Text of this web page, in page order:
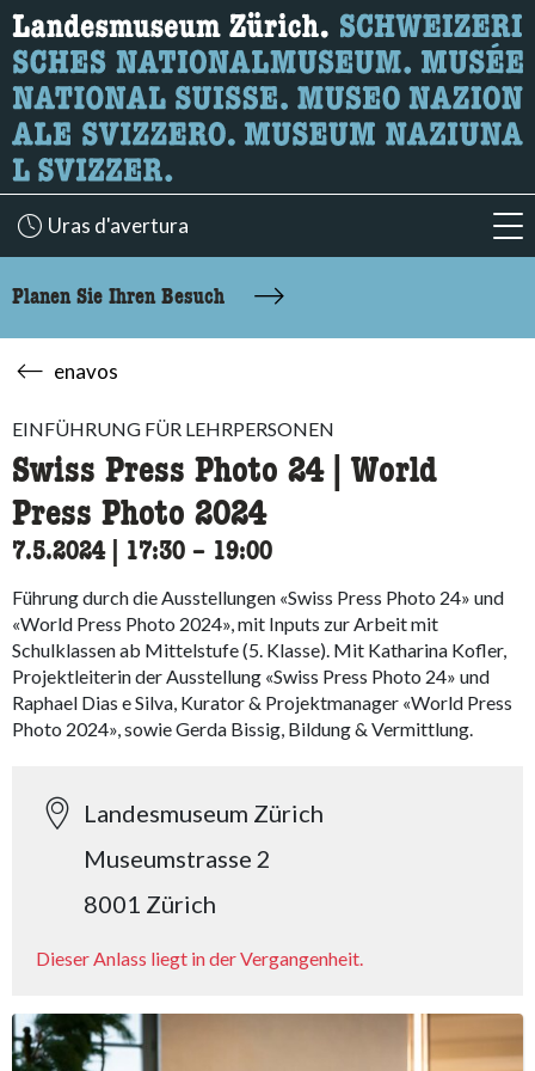
Wonach suchen Sie?
Hier können Sie nach Inhalten der Seite suchen.
Uras d'avertura
Planen Sie Ihren Besuch
enavos
EINFÜHRUNG FÜR LEHRPERSONEN
Swiss Press Photo 24 | World
Press Photo 2024
7.5.2024| 17:30 accessibility.time_to
– 19:00
Führung durch die Ausstellungen «Swiss Press Photo 24» und
«World Press Photo 2024», mit Inputs zur Arbeit mit
Schulklassen ab Mittelstufe (5. Klasse). Mit Katharina Kofler,
Projektleiterin der Ausstellung «Swiss Press Photo 24» und
Raphael Dias e Silva, Kurator & Projektmanager «World Press
Photo 2024», sowie Gerda Bissig, Bildung & Vermittlung.
Landesmuseum Zürich
Museumstrasse 2
8001 Zürich
Dieser Anlass liegt in der Vergangenheit.